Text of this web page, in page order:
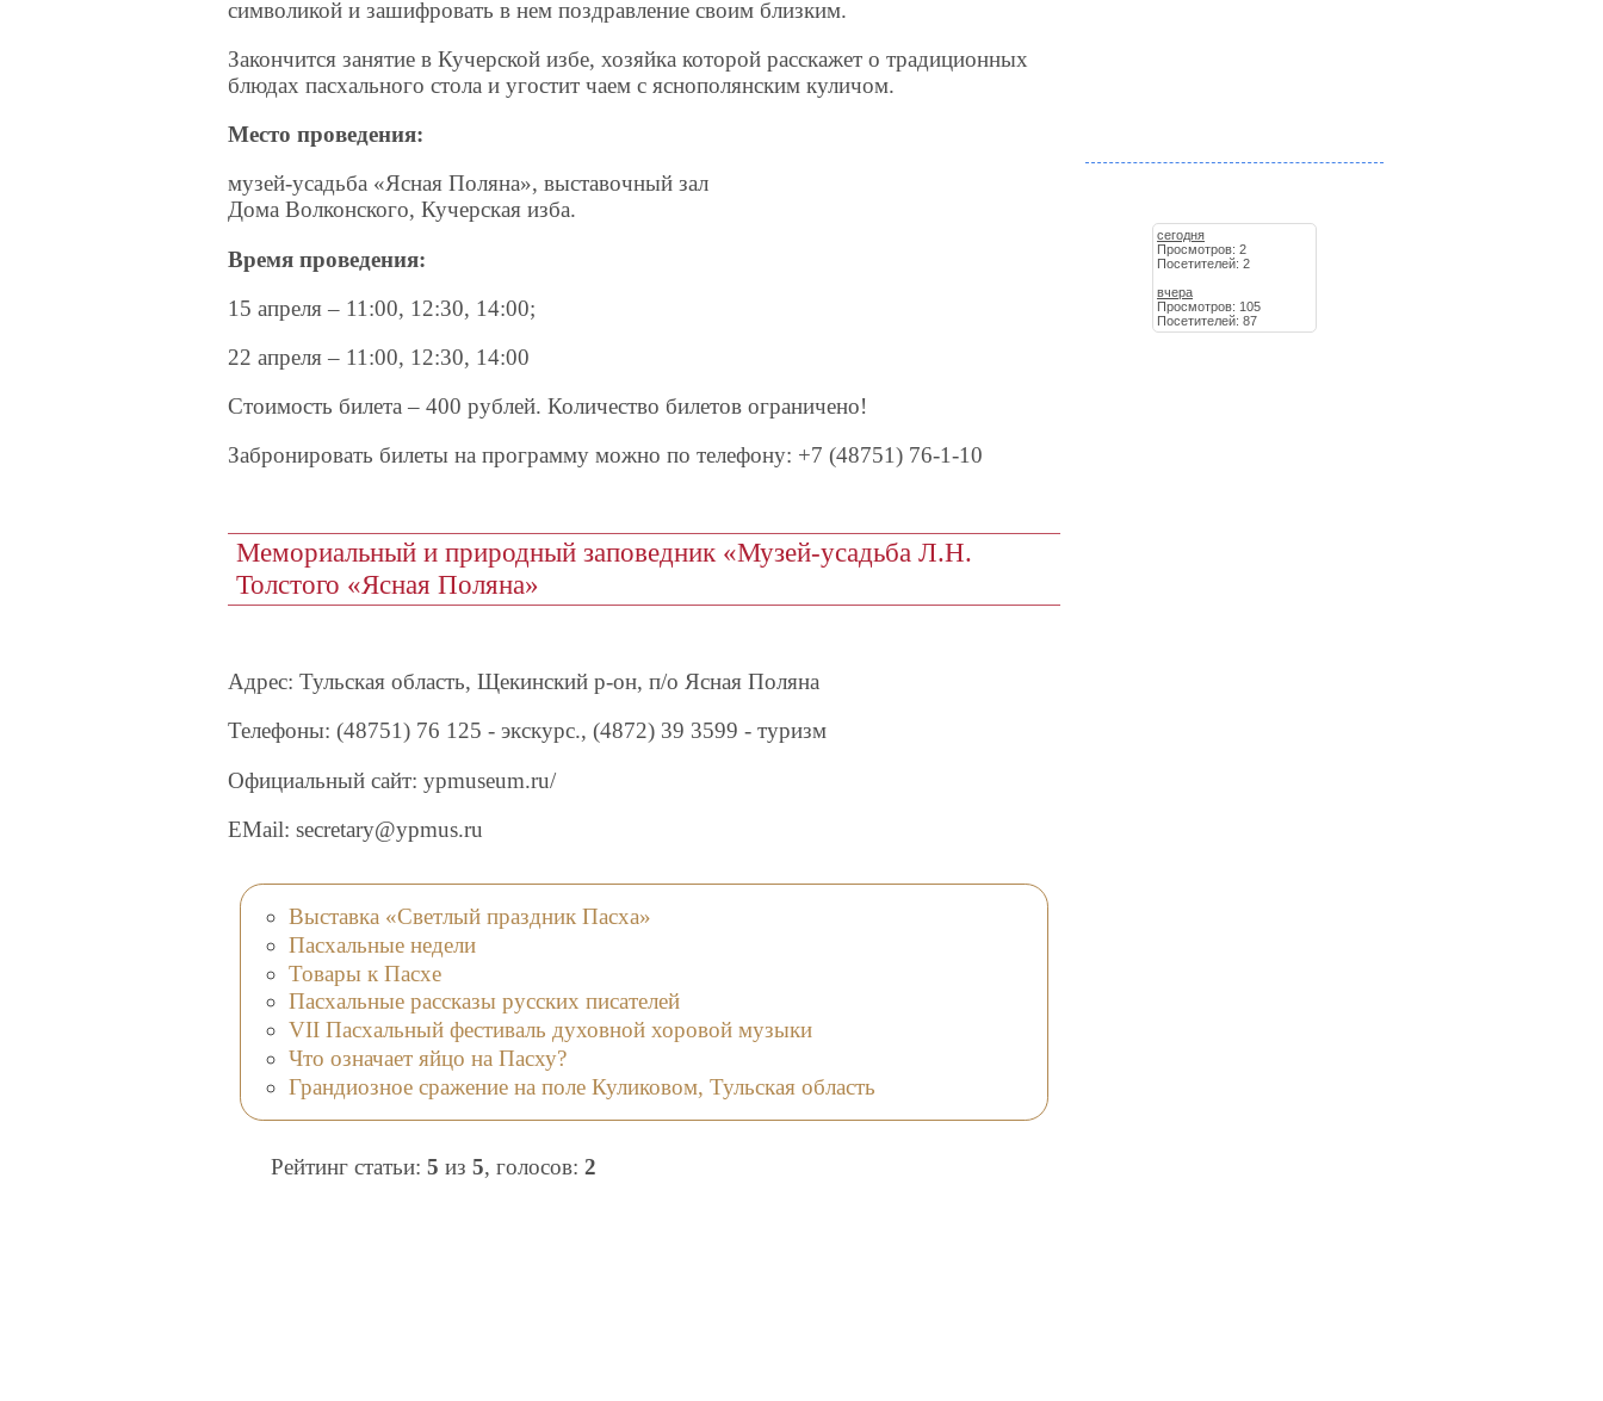
символикой и зашифровать в нем поздравление своим близким.
Закончится занятие в Кучерской избе, хозяйка которой расскажет о традиционных
блюдах пасхального стола и угостит чаем с яснополянским куличом.
Место проведения:
музей-усадьба «Ясная Поляна», выставочный зал
Дома Волконского, Кучерская изба.
Время проведения:
15 апреля – 11:00, 12:30, 14:00;
22 апреля – 11:00, 12:30, 14:00
Стоимость билета – 400 рублей. Количество билетов ограничено!
Забронировать билеты на программу можно по телефону: +7 (48751) 76-1-10
Мемориальный и природный заповедник «Музей-усадьба Л.Н.
Толстого «Ясная Поляна»
Адрес: Тульская область, Щекинский р-он, п/о Ясная Поляна
Телефоны: (48751) 76 125 - экскурс., (4872) 39 3599 - туризм
Официальный сайт: ypmuseum.ru/
EMail: secretary@ypmus.ru
Выставка «Светлый праздник Пасха»
Пасхальные недели
Товары к Пасхе
Пасхальные рассказы русских писателей
VII Пасхальный фестиваль духовной хоровой музыки
Что означает яйцо на Пасху?
Грандиозное сражение на поле Куликовом, Тульская область
Рейтинг статьи:5 из5, голосов:2
сегодня
Просмотров: 2
Посетителей: 2
вчера
Просмотров: 105
Посетителей: 87